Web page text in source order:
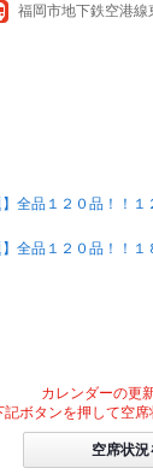
】全品１２０品！！
】全品１２０品！！
カレンダーの更
記ボタンを押して空席
空席状